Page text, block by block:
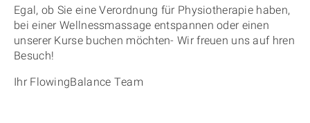
Egal, ob Sie eine Verordnung für Physiotherapie haben,
bei einer Wellnessmassage entspannen oder einen
unserer Kurse buchen möchten- Wir freuen uns auf hren
Besuch!
Ihr FlowingBalance Team